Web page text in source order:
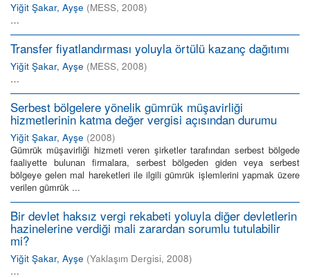
Yiğit Şakar, Ayşe (MESS, 2008)
…
Transfer fiyatlandırması yoluyla örtülü kazanç dağıtımı
Yiğit Şakar, Ayşe (MESS, 2008)
…
Serbest bölgelere yönelik gümrük müşavirliği
hizmetlerinin katma değer vergisi açısından durumu
Yiğit Şakar, Ayşe (2008)
Gümrük müşavirliği hizmeti veren şirketler tarafından serbest bölgede
faaliyette bulunan firmalara, serbest bölgeden giden veya serbest
bölgeye gelen mal hareketleri ile ilgili gümrük işlemlerini yapmak üzere
verilen gümrük ...
Bir devlet haksız vergi rekabeti yoluyla diğer devletlerin
hazinelerine verdiği mali zarardan sorumlu tutulabilir
mi?
Yiğit Şakar, Ayşe (Yaklaşım Dergisi, 2008)
…